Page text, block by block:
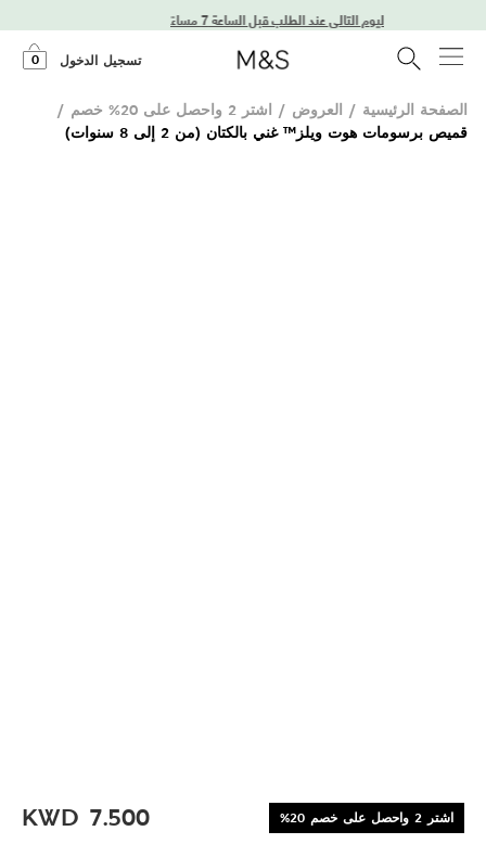
توصيل في اليوم التالي عند الطلب قبل الساعة 7 مساءً
تسجيل الدخول 0
الصفحة الرئيسية / العروض / اشتر 2 واحصل على 20% خصم
/
قميص برسومات هوت ويلز™ غني بالكتان (من 2 إلى 8 سنوات)
اشتر 2 واحصل على خصم 20% KWD 7.500